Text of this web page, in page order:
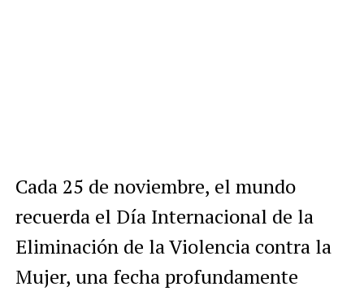
Cada 25 de noviembre, el mundo
recuerda el Día Internacional de la
Eliminación de la Violencia contra la
Mujer, una fecha profundamente